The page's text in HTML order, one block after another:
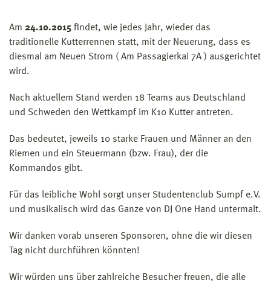
Am 24.10.2015 findet, wie jedes Jahr, wieder das
traditionelle Kutterrennen statt, mit der Neuerung, dass es
diesmal am Neuen Strom ( Am Passagierkai 7A ) ausgerichtet
wird.
Nach aktuellem Stand werden 18 Teams aus Deutschland
und Schweden den Wettkampf im K10 Kutter antreten.
Das bedeutet, jeweils 10 starke Frauen und Männer an den
Riemen und ein Steuermann (bzw. Frau), der die
Kommandos gibt.
Für das leibliche Wohl sorgt unser Studentenclub Sumpf e.V.
und musikalisch wird das Ganze von DJ One Hand untermalt.
Wir danken vorab unseren Sponsoren, ohne die wir diesen
Tag nicht durchführen könnten!
Wir würden uns über zahlreiche Besucher freuen, die alle